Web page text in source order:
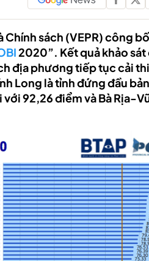
sách (VEPR) công
2020”. Kết quả khảo sát
địa phương tiếp tục cải
Long là tỉnh đứng đầu
92,26 điểm và Bà Rịa-